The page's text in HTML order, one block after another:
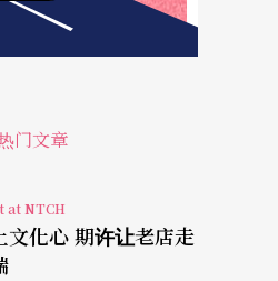
门文章
at NTCH
文化心 期许让老店走